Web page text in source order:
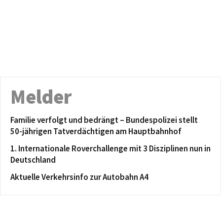
Melder
Familie verfolgt und bedrängt – Bundespolizei stellt
50-jährigen Tatverdächtigen am Hauptbahnhof
1. Internationale Roverchallenge mit 3 Disziplinen nun in
Deutschland
Aktuelle Verkehrsinfo zur Autobahn A4